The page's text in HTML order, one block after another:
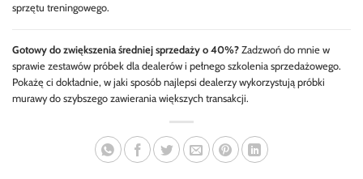
sprzętu treningowego.
Gotowy do zwiększenia średniej sprzedaży o 40%? Zadzwoń do mnie w
sprawie zestawów próbek dla dealerów i pełnego szkolenia sprzedażowego.
Pokażę ci dokładnie, w jaki sposób najlepsi dealerzy wykorzystują próbki
murawy do szybszego zawierania większych transakcji.